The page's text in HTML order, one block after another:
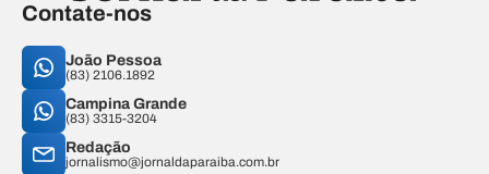
Contate-nos
João Pessoa
(83) 2106.1892
Campina Grande
(83) 3315-3204
Redação
jornalismo@jornaldaparaiba.com.br